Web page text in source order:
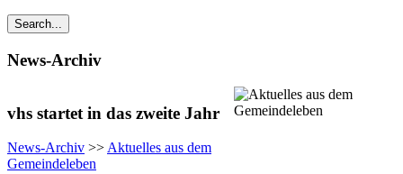
News-Archiv
vhs startet in das zweite Jahr
News-Archiv >> Aktuelles aus dem
Gemeindeleben